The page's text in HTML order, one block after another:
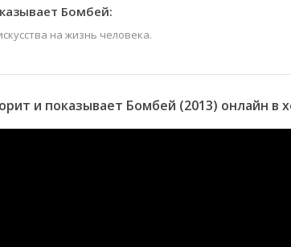
Бомбей:
на жизнь человека.
и показывает Бомбей (2013) онлайн в